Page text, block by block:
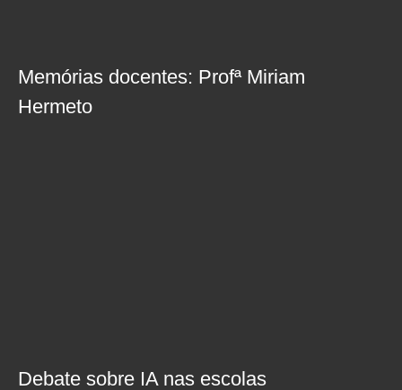
Memórias docentes: Profª Miriam
Hermeto
Debate sobre IA nas escolas